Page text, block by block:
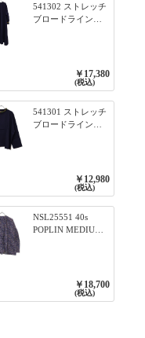
541302 ストレッチ
ブロードライン入
ワンピース 79ネイ
￥17,380
(税込)
541301 ストレッチ
ブロードライン入
リブプルオーバー
79ネイビー
￥12,980
(税込)
NSL25551 40s
POPLIN MEDIUM
3800NAVY BASE
￥18,700
(税込)